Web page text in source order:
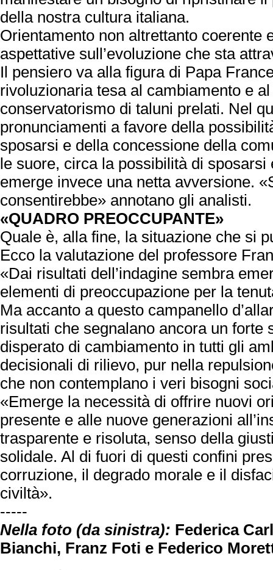
della nostra cultura italiana.
Orientamento non altrettanto coerente
aspettative sull’evoluzione che sta
Il pensiero va alla figura di Papa
rivoluzionaria tesa al cambiamento e
conservatorismo di taluni prelati. Nel
pronunciamenti a favore della
sposarsi e della concessione della
le suore, circa la possibilità di
emerge invece una netta avversione.
consentirebbe» annotano gli analisti.
«QUADRO PREOCCUPANTE»
Quale è, alla fine, la situazione che si
Ecco la valutazione del professore
«Dai risultati dell’indagine sembra
elementi di preoccupazione per la
Ma accanto a questo campanello
risultati che segnalano ancora un forte
disperato di cambiamento in tutti gli
decisionali di rilievo, pur nella
che non contemplano i veri bisogni
«Emerge la necessità di offrire nuovi
presente e alle nuove generazioni
trasparente e risoluta, senso della
solidale. Al di fuori di questi confini
corruzione, il degrado morale e il
civiltà».
-----
Nella foto (da sinistra): Federica
Bianchi, Franz Foti e Federico